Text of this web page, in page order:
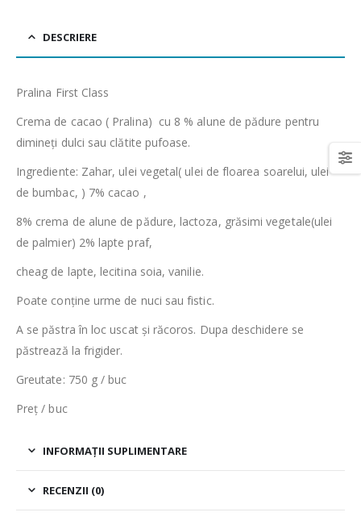
DESCRIERE
Pralina First Class
Crema de cacao ( Pralina) cu 8 % alune de pădure pentru
dimineți dulci sau clătite pufoase.
Ingrediente: Zahar, ulei vegetal( ulei de floarea soarelui, ulei
de bumbac, ) 7% cacao ,
8% crema de alune de pădure, lactoza, grăsimi vegetale(ulei
de palmier) 2% lapte praf,
cheag de lapte, lecitina soia, vanilie.
Poate conține urme de nuci sau fistic.
A se păstra în loc uscat și răcoros. Dupa deschidere se
păstrează la frigider.
Greutate: 750 g / buc
Preț / buc
INFORMAȚII SUPLIMENTARE
RECENZII (0)